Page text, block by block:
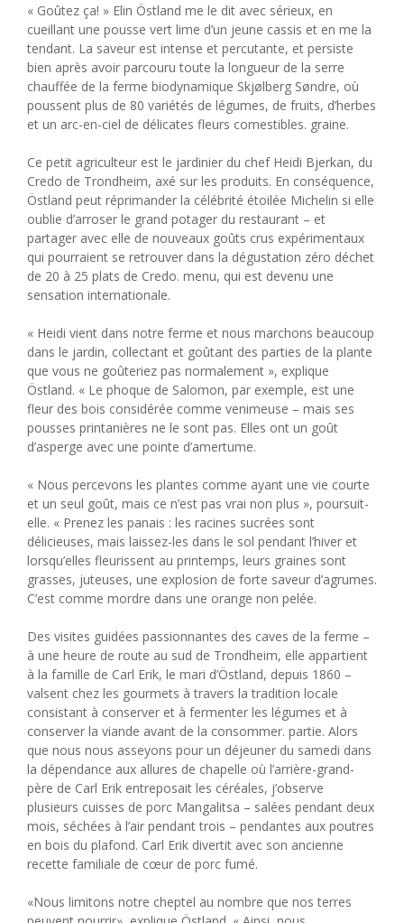
« Goûtez ça! » Elin Östland me le dit avec sérieux, en
cueillant une pousse vert lime d’un jeune cassis et en me la
tendant. La saveur est intense et percutante, et persiste
bien après avoir parcouru toute la longueur de la serre
chauffée de la ferme biodynamique Skjølberg Søndre, où
poussent plus de 80 variétés de légumes, de fruits, d’herbes
et un arc-en-ciel de délicates fleurs comestibles. graine.
Ce petit agriculteur est le jardinier du chef Heidi Bjerkan, du
Credo de Trondheim, axé sur les produits. En conséquence,
Östland peut réprimander la célébrité étoilée Michelin si elle
oublie d’arroser le grand potager du restaurant – et
partager avec elle de nouveaux goûts crus expérimentaux
qui pourraient se retrouver dans la dégustation zéro déchet
de 20 à 25 plats de Credo. menu, qui est devenu une
sensation internationale.
« Heidi vient dans notre ferme et nous marchons beaucoup
dans le jardin, collectant et goûtant des parties de la plante
que vous ne goûteriez pas normalement », explique
Östland. « Le phoque de Salomon, par exemple, est une
fleur des bois considérée comme venimeuse – mais ses
pousses printanières ne le sont pas. Elles ont un goût
d’asperge avec une pointe d’amertume.
« Nous percevons les plantes comme ayant une vie courte
et un seul goût, mais ce n’est pas vrai non plus », poursuit-
elle. « Prenez les panais : les racines sucrées sont
délicieuses, mais laissez-les dans le sol pendant l’hiver et
lorsqu’elles fleurissent au printemps, leurs graines sont
grasses, juteuses, une explosion de forte saveur d’agrumes.
C’est comme mordre dans une orange non pelée.
Des visites guidées passionnantes des caves de la ferme –
à une heure de route au sud de Trondheim, elle appartient
à la famille de Carl Erik, le mari d’Östland, depuis 1860 –
valsent chez les gourmets à travers la tradition locale
consistant à conserver et à fermenter les légumes et à
conserver la viande avant de la consommer. partie. Alors
que nous nous asseyons pour un déjeuner du samedi dans
la dépendance aux allures de chapelle où l’arrière-grand-
père de Carl Erik entreposait les céréales, j’observe
plusieurs cuisses de porc Mangalitsa – salées pendant deux
mois, séchées à l’air pendant trois – pendantes aux poutres
en bois du plafond. Carl Erik divertit avec son ancienne
recette familiale de cœur de porc fumé.
«Nous limitons notre cheptel au nombre que nos terres